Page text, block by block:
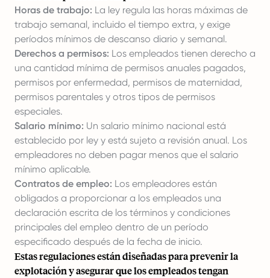
Horas de trabajo: La ley regula las horas máximas de
trabajo semanal, incluido el tiempo extra, y exige
períodos mínimos de descanso diario y semanal.
Derechos a permisos: Los empleados tienen derecho a
una cantidad mínima de permisos anuales pagados,
permisos por enfermedad, permisos de maternidad,
permisos parentales y otros tipos de permisos
especiales.
Salario mínimo: Un salario mínimo nacional está
establecido por ley y está sujeto a revisión anual. Los
empleadores no deben pagar menos que el salario
mínimo aplicable.
Contratos de empleo: Los empleadores están
obligados a proporcionar a los empleados una
declaración escrita de los términos y condiciones
principales del empleo dentro de un período
especificado después de la fecha de inicio.
Estas regulaciones están diseñadas para prevenir la
explotación y asegurar que los empleados tengan